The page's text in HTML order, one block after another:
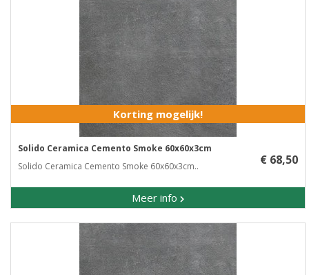
Korting mogelijk!
Solido Ceramica Cemento Smoke 60x60x3cm
Solido Ceramica Cemento Smoke 60x60x3cm..
Meer info
€ 68,50